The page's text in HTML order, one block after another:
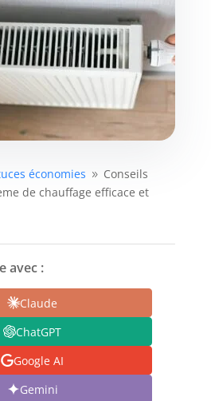
économies 9 Conseils
de chauffage efficace et
avec :
Claude
ChatGPT
Google AI
Gemini